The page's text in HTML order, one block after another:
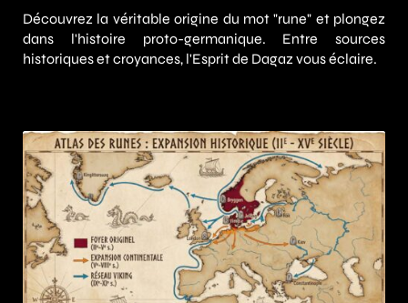
Découvrez la véritable origine du mot "rune" et plongez
dans l'histoire proto-germanique. Entre sources
historiques et croyances, l'Esprit de Dagaz vous éclaire.